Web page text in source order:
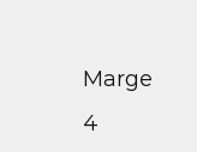
Marge
4